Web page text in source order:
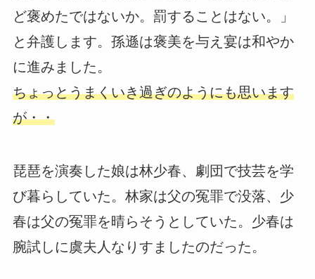
ど褒めたではないか。罰することはない。」
と弁護します。孫遜は褒美を与え宴は和やか
に進みました。
ちょっとうまくいき過ぎのようにも思います
が・・
琵琶を演奏した娘は林少春、劇団で技芸を学
び暮らしていた。林家は父の冤罪で没落、少
春は父の冤罪を晴らそうとしていた。少春は
腕試しに虞夫人なりすましたのだった。